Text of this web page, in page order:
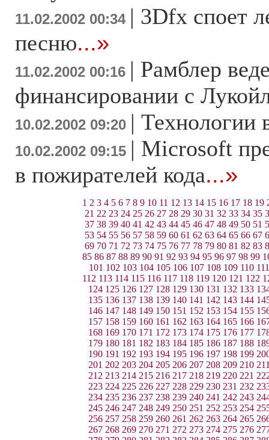
11.02.2002 00:34 | 3Dfx споет
песню...»
11.02.2002 00:16 | Рамблер
финансировании с
10.02.2002 09:20 | Технологии
10.02.2002 09:15 | Microsoft
в пожирателей кода...»
1 2 3 4 5 6 7 8 9 10 11 12 13 14 15 16 17 18 19
21 22 23 24 25 26 27 28 29 30 31 32 33 34 35
37 38 39 40 41 42 43 44 45 46 47 48 49 50 51
53 54 55 56 57 58 59 60 61 62 63 64 65 66 67
69 70 71 72 73 74 75 76 77 78 79 80 81 82 83
85 86 87 88 89 90 91 92 93 94 95 96 97 98 99
101 102 103 104 105 106 107 108 109 110 111
112 113 114 115 116 117 118 119 120 121 122
124 125 126 127 128 129 130 131 132 133
135 136 137 138 139 140 141 142 143 144
146 147 148 149 150 151 152 153 154 155
157 158 159 160 161 162 163 164 165 166
168 169 170 171 172 173 174 175 176 177
179 180 181 182 183 184 185 186 187 188
190 191 192 193 194 195 196 197 198 199
201 202 203 204 205 206 207 208 209 210
212 213 214 215 216 217 218 219 220 221
223 224 225 226 227 228 229 230 231 232
234 235 236 237 238 239 240 241 242 243
245 246 247 248 249 250 251 252 253 254
256 257 258 259 260 261 262 263 264 265
267 268 269 270 271 272 273 274 275 276